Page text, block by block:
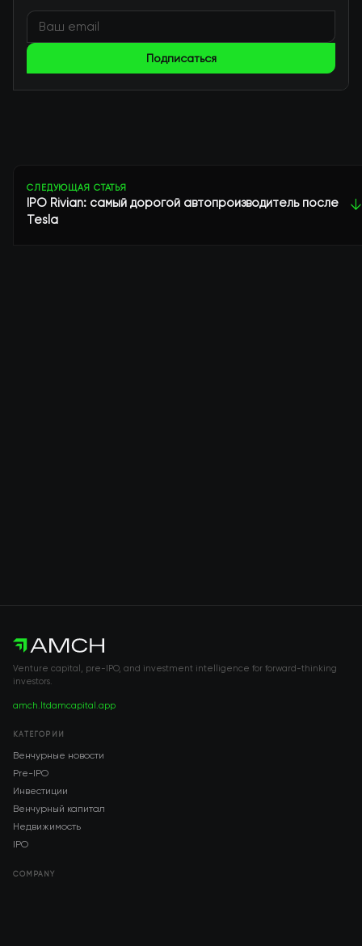
Подписаться
СЛЕДУЮЩАЯ СТАТЬЯ
IPO Rivian: самый дорогой автопроизводитель после
Tesla
↓
Venture capital, pre-IPO, and investment intelligence for forward-thinking
investors.
amch.ltdamcapital.app
КАТЕГОРИИ
Венчурные новости
Pre-IPO
Инвестиции
Венчурный капитал
Недвижимость
IPO
COMPANY